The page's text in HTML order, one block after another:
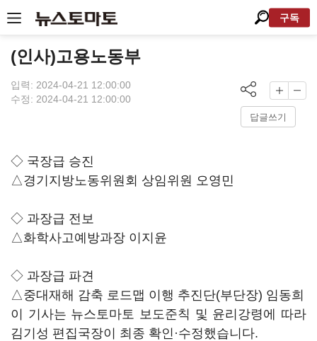
구독
(인사)고용노동부
입력: 2024-04-21 12:00:00
수정: 2024-04-21 12:00:00
답글쓰기
◇ 국장급 승진
△경기지방노동위원회 상임위원 오영민
◇ 과장급 전보
△화학사고예방과장 이지윤
◇ 과장급 파견
△중대재해 감축 로드맵 이행 추진단(부단장) 임동희
이 기사는 뉴스토마토 보도준칙 및 윤리강령에 따라
김기성 편집국장이 최종 확인·수정했습니다.